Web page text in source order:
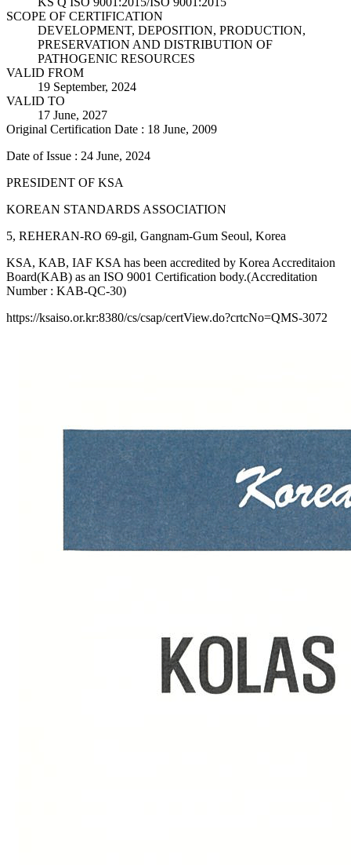
SCOPE OF CERTIFICATION
DEVELOPMENT, DEPOSITION, PRODUCTION,
PRESERVATION AND DISTRIBUTION OF
PATHOGENIC RESOURCES
VALID FROM
19 September, 2024
VALID TO
17 June, 2027
Original Certification Date : 18 June, 2009
Date of Issue : 24 June, 2024
PRESIDENT OF KSA
KOREAN STANDARDS ASSOCIATION
5, REHERAN-RO 69-gil, Gangnam-Gum Seoul, Korea
KSA, KAB, IAF KSA has been accredited by Korea Accreditaion
Board(KAB) as an ISO 9001 Certification body.(Accreditation
Number : KAB-QC-30)
https://ksaiso.or.kr:8380/cs/csap/certView.do?crtcNo=QMS-3072